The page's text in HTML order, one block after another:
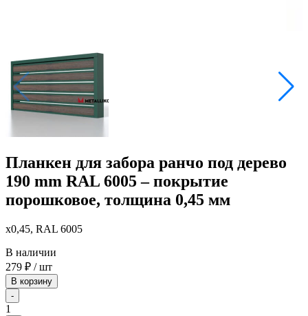
Планкен для забора ранчо под дерево
190 mm RAL 6005 – покрытие
порошковое, толщина 0,45 мм
x0,45, RAL 6005
В наличии
279 ₽ / шт
В корзину
-
1